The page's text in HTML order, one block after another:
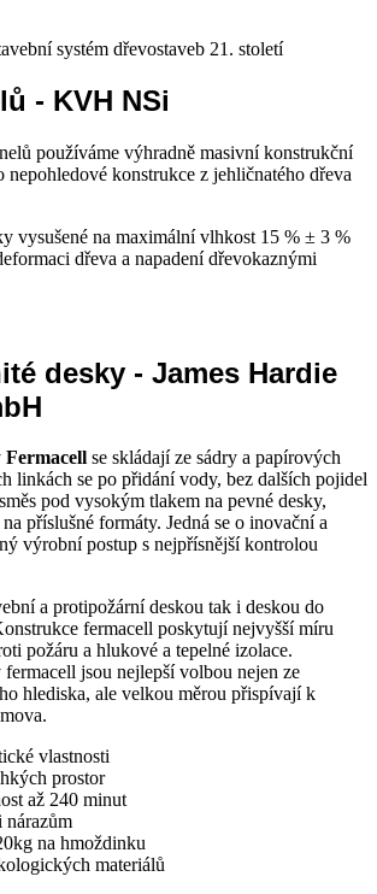
systém dřevostaveb 21. století
- KVH NSi
používáme výhradně masivní konstrukční
konstrukce z jehličnatého dřeva
vysušené na maximální vlhkost 15 % ± 3 %
dřeva a napadení dřevokaznými
desky - James Hardie
Fermacell se skládají ze sádry a papírových
linkách se po přidání vody, bez dalších pojidel
pod vysokým tlakem na pevné desky,
příslušné formáty. Jedná se o inovační a
výrobní postup s nejpřísnější kontrolou
a protipožární deskou tak i deskou do
fermacell poskytují nejvyšší míru
požáru a hlukové a tepelné izolace.
jsou nejlepší volbou nejen ze
hlediska, ale velkou měrou přispívají k
vlastnosti
prostor
až 240 minut
nárazům
na hmoždinku
materiálů